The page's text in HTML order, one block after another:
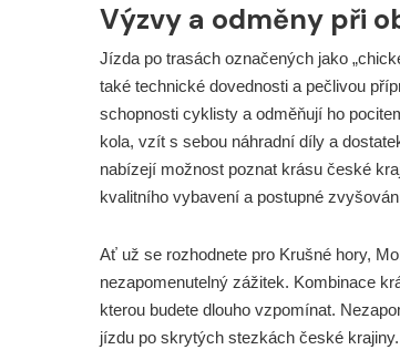
Výzvy a odměny při
Jízda po trasách označených jako
také technické dovednosti a pečlivou
schopnosti cyklisty a odměňují ho
kola, vzít s sebou náhradní díly a
nabízejí možnost poznat krásu české
kvalitního vybavení a postupné
Ať už se rozhodnete pro Krušné hory,
nezapomenutelný zážitek. Kombinace
kterou budete dlouho vzpomínat.
jízdu po skrytých stezkách české krajiny.